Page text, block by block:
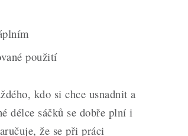
použití
kdo si chce usnadnit a
délce sáčků se dobře plní i
že se při práci